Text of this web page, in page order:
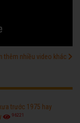
thêm nhiều video khác
trước 1975 hay
96221